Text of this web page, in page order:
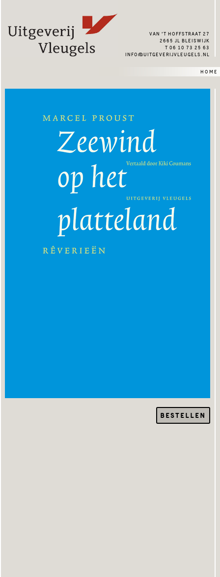
van ’t hoffstraat 27
2665 jl bleiswijk
t 06 10 73 25 63
info@uitgeverijvleugels.nl
home
BESTELLEN